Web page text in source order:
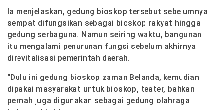
Ia menjelaskan, gedung bioskop tersebut sebelumnya
sempat difungsikan sebagai bioskop rakyat hingga
gedung serbaguna. Namun seiring waktu, bangunan
itu mengalami penurunan fungsi sebelum akhirnya
direvitalisasi pemerintah daerah.
“Dulu ini gedung bioskop zaman Belanda, kemudian
dipakai masyarakat untuk bioskop, teater, bahkan
pernah juga digunakan sebagai gedung olahraga